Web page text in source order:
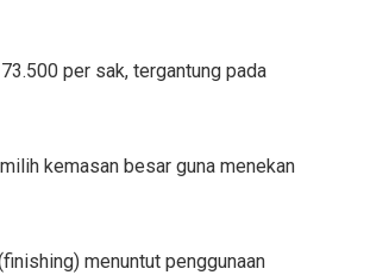
per sak, tergantung pada
kemasan besar guna menekan
menuntut penggunaan